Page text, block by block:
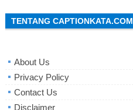
TENTANG CAPTIONKATA.COM
About Us
Privacy Policy
Contact Us
Disclaimer